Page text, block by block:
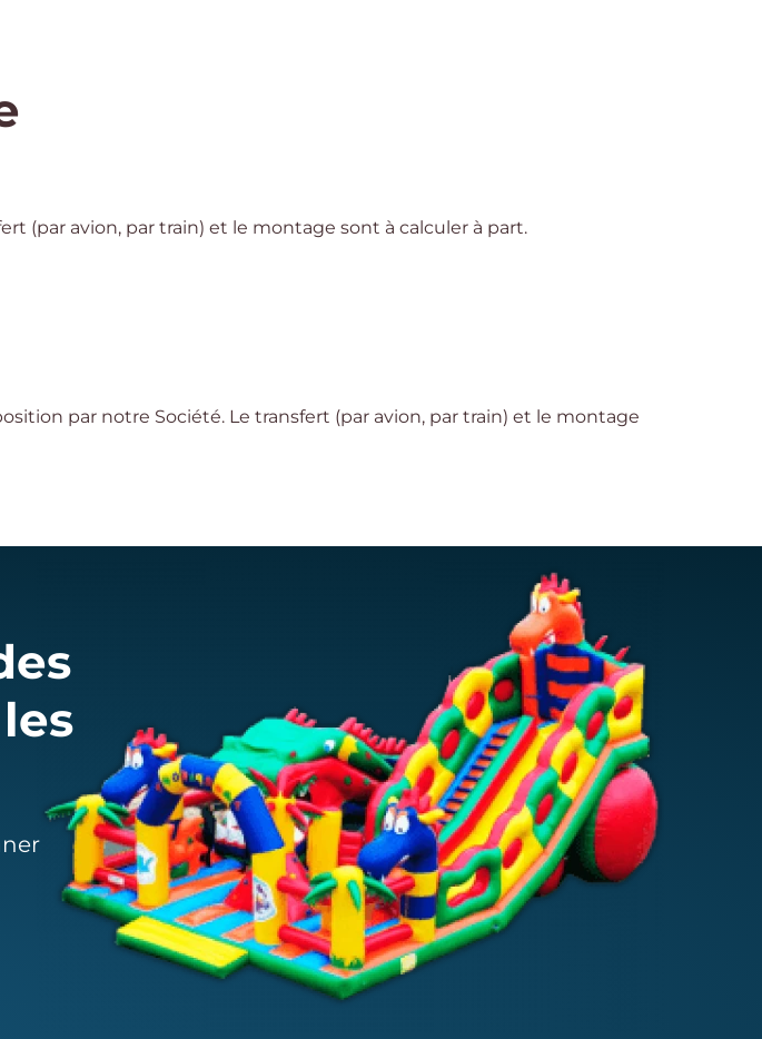
(par avion, par train) et le montage sont à calculer à part.
par notre Société. Le transfert (par avion, par train) et le montage